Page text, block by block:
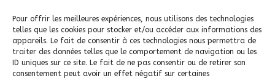
Pour offrir les meilleures expériences, nous utilisons des technologies
telles que les cookies pour stocker et/ou accéder aux informations des
appareils. Le fait de consentir à ces technologies nous permettra de
traiter des données telles que le comportement de navigation ou les
ID uniques sur ce site. Le fait de ne pas consentir ou de retirer son
consentement peut avoir un effet négatif sur certaines
Trouvez-nous près de chez vous !
Mentions légales
Conditions générales de vente